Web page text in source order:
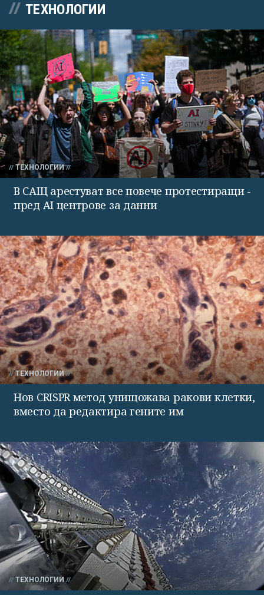
ТЕХНОЛОГИИ
ТЕХНОЛОГИИ
В САЩ арестуват все повече протестиращи -
пред AI центрове за данни
ТЕХНОЛОГИИ
Нов CRISPR метод унищожава ракови клетки,
вместо да редактира гените им
ТЕХНОЛОГИИ